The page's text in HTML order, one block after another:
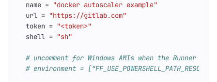
name = "docker autoscaler example"
url = "https://gitlab.com"
token = "<token>"
shell = "sh"
# uncomment for Windows AMIs when the Runner
# environment =